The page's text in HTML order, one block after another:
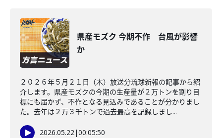
県産モズク 今期不作 台風が影響
か
２０２６年５月２１日（木）放送分琉球新報の記事から紹
介します。県産モズクの今期の生産量が２万トンを割り目
標にも届かず、不作となる見込みであることが分かりまし
た。去年は２万３千トンで過去最高を記録しまし...
2026.05.22|00:05:50